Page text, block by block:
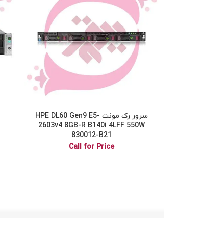
سرور رک مونت HPE DL60 Gen9 E5-
2603v4 8GB-R B140i 4LFF 550W
830012-B21
Call for Price